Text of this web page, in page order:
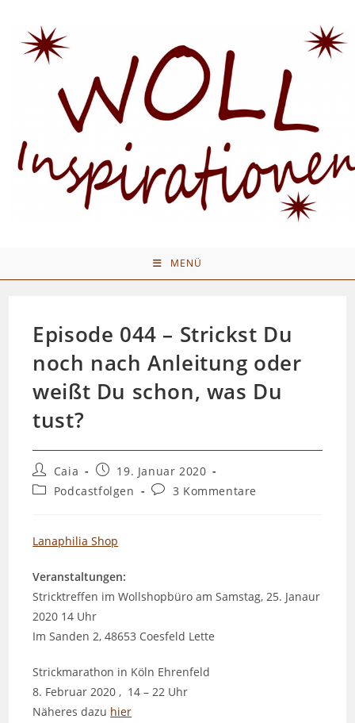
Inhalt
springen
MENÜ
Episode 044 – Strickst Du
noch nach Anleitung oder
weißt Du schon, was Du
tust?
Beitrags-
Autor:
Caia
Beitrag
veröffentlicht:
19. Januar 2020
Beitrags-
Podcastfolgen
Beitrags-
3 Kommentare
Lanaphilia Shop
Veranstaltungen:
Stricktreffen im Wollshopbüro am Samstag, 25. Janaur
2020 14 Uhr
Im Sanden 2, 48653 Coesfeld Lette
Strickmarathon in Köln Ehrenfeld
8. Februar 2020 , 14 – 22 Uhr
Näheres dazu hier